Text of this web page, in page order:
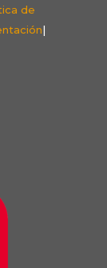
de
|